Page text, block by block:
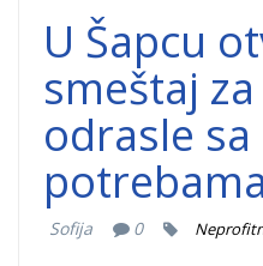
U Šapcu
smeštaj
odrasle
Sofija 0